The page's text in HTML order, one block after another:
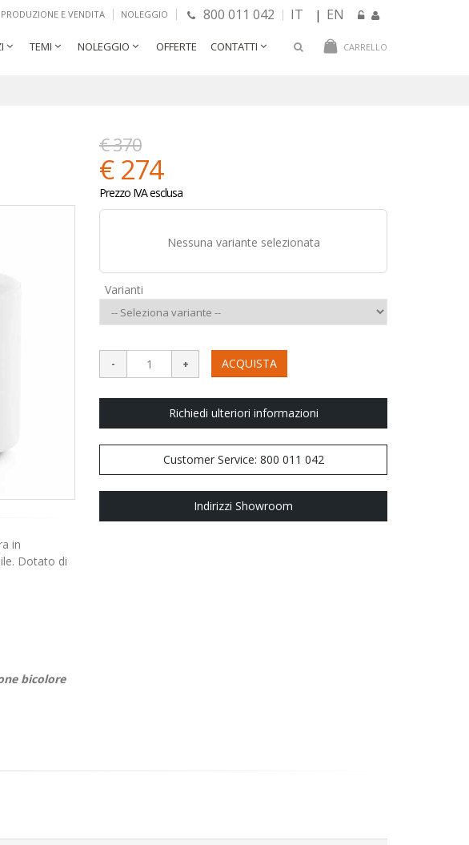
PRODUZIONE E VENDITA NOLEGGIO 800 011 042 IT | EN
CARRELLO
TEMI NOLEGGIO OFFERTE CONTATTI
in
Dotato di
bicolore
€ 370
€ 274
Prezzo IVA esclusa
Nessuna variante selezionata
Varianti
ACQUISTA
Richiedi ulteriori informazioni
Customer Service: 800 011 042
Indirizzi Showroom